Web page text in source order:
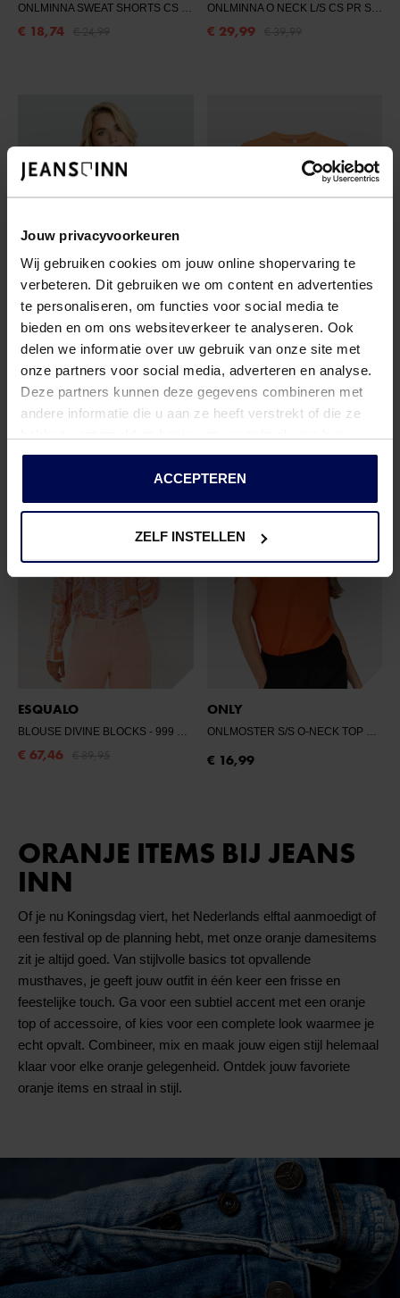
Jouw privacyvoorkeuren
Wij gebruiken cookies om jouw online shopervaring te
verbeteren. Dit gebruiken we om content en advertenties
te personaliseren, om functies voor social media te
bieden en om ons websiteverkeer te analyseren. Ook
delen we informatie over uw gebruik van onze site met
onze partners voor social media, adverteren en analyse.
Deze partners kunnen deze gegevens combineren met
andere informatie die u aan ze heeft verstrekt of die ze
services.
ACCEPTEREN
ZELF INSTELLEN
ONLMINNA SWEAT SHORTS CS PR SWT - MOCK ORANGE/ONLY BADGE
€ 18,74
ONLMINNA O NECK L/S CS PR SWT
€ 29,99
FLURESK
YUSMILA T-SHIRT - 135 SAFFRON ORANGE
€ 37,49 € 49,99
ONLY
€ 16,49 € 21,99
ESQUALO
BLOUSE DIVINE BLOCKS - 999 PRINT
€ 67,46
ONLY
€ 16,99
ORANJE ITEMS BIJ JEANS
INN
Of je nu Koningsdag viert, het Nederlands elftal aanmoedigt of
een festival op de planning hebt, met onze oranje damesitems
zit je altijd goed. Van stijlvolle basics tot opvallende
musthaves, je geeft jouw outfit in één keer een frisse en
feestelijke touch. Ga voor een subtiel accent met een oranje
top of accessoire, of kies voor een complete look waarmee je
echt opvalt. Combineer, mix en maak jouw eigen stijl helemaal
klaar voor elke oranje gelegenheid. Ontdek jouw favoriete
oranje items en straal in stijl.